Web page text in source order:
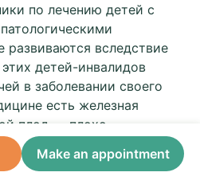
по лечению детей с
вследствие
детей-инвалидов
в заболевании своего
есть железная
плод — плохо
не в родах, причина
тератогенном календаре, в
Make an appointment